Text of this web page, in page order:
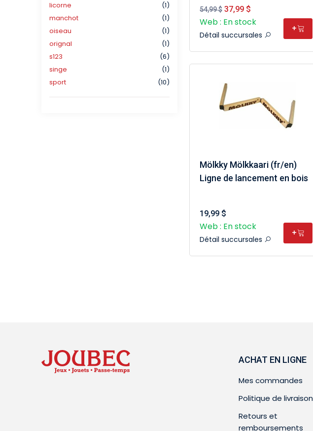
licorne
(1)
manchot
(1)
oiseau
(1)
orignal
(1)
s123
(6)
singe
(1)
sport
(10)
54,99 $ 37,99 $
Web : En stock
Détail succursales
+
Mölkky Mölkkaari (fr/en)
Ligne de lancement en bois
19,99 $
Web : En stock
Détail succursales
+
ACHAT EN LIGNE
Mes commandes
Politique de livraison
Retours et
remboursements